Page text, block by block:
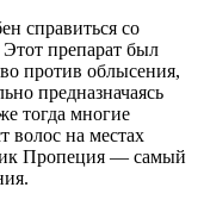
справиться со
препарат был
против облысения,
предназначаясь
тогда многие
волос на местах
Пропеция — самый